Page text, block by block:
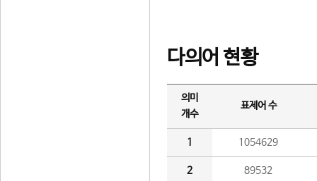
다의어 현황
의미
개수
표제어 수
1 1054629
2 89532